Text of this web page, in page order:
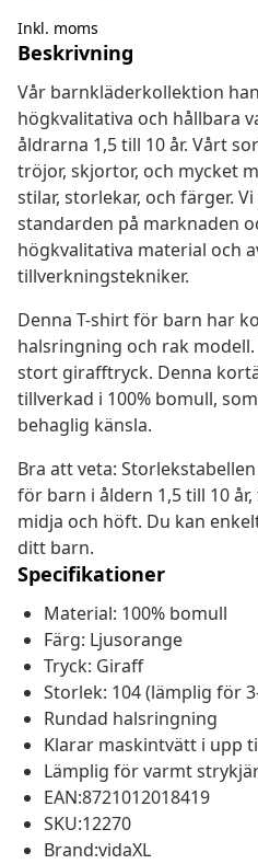
Inkl. moms
Beskrivning
Vår barnkläderkollektion
högkvalitativa och hållbara
åldrarna 1,5 till 10 år. Vårt
tröjor, skjortor, och mycket
stilar, storlekar, och färger.
standarden på marknaden
högkvalitativa material och
tillverkningstekniker.
Denna T-shirt för barn har
halsringning och rak
stort girafftryck. Denna
tillverkad i 100% bomull,
behaglig känsla.
Bra att veta:
för barn i åldern 1,5 till 10
midja och höft. Du kan
ditt barn.
Specifikationer
Material: 100% bomull
Färg: Ljusorange
Tryck: Giraff
Storlek: 104 (lämplig för
Rundad halsringning
Klarar maskintvätt i upp
Lämplig för varmt
EAN:8721012018419
SKU:12270
Brand:vidaXL